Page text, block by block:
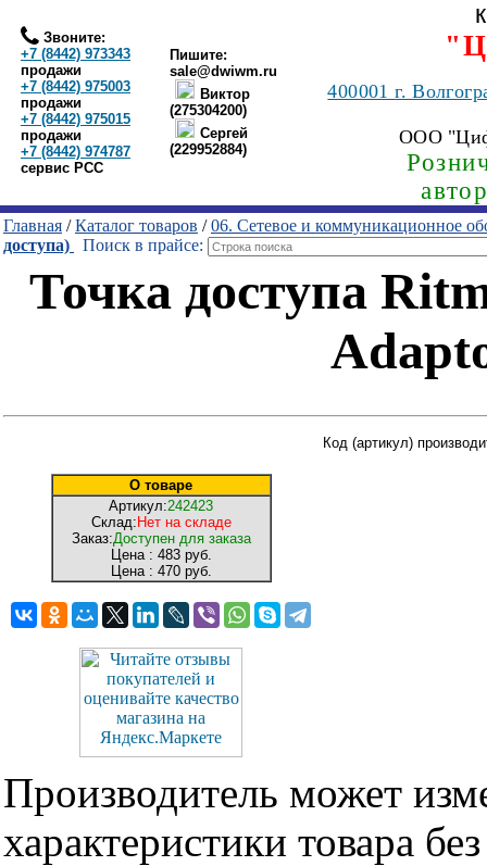
Звоните:
+7 (8442) 973343
продажи
+7 (8442) 975003
продажи
+7 (8442) 975015
продажи
+7 (8442) 974787
сервис РСС
Пишите:
sale@dwiwm.ru
Виктор
(275304200)
Сергей
(229952884)
400001г.
ООО
Главная /Каталог товаров /06. Сетевое и коммуникационное
доступа)
Поиск в прайсе:
Точка доступа
О товаре
Артикул:242423
Склад: Нет на складе
Заказ:Доступен для заказа
Цена : 483 руб.
Цена : 470 руб.
Код (артикул)
Производитель может
характеристики товара